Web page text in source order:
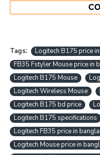
Tags:
Logitech B175 price
FB35 Fstyler Mouse price in
Logitech B175 Mouse
Logitech Wireless Mouse
Logitech B175 bd price
Logitech B175 specifications
Logitech FB35 price in
Logitech Mouse price in